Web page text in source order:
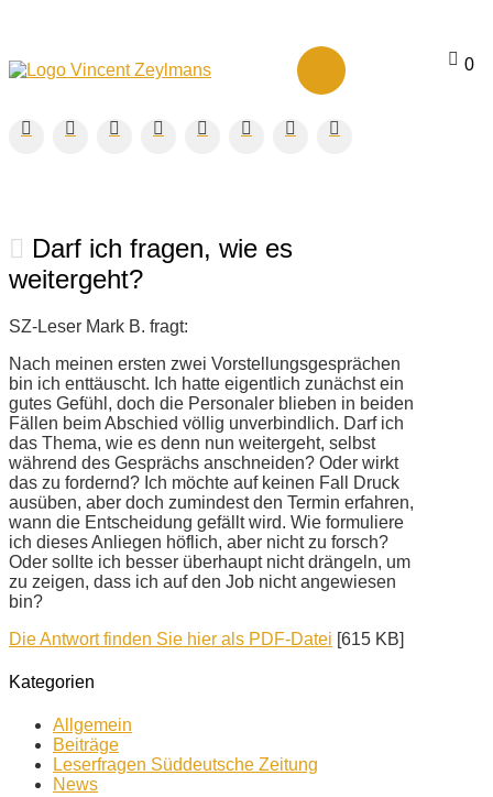
0
Darf ich fragen, wie es
weitergeht?
SZ-Leser Mark B. fragt:
Nach meinen ersten zwei Vorstellungsgesprächen
bin ich enttäuscht. Ich hatte eigentlich zunächst ein
gutes Gefühl, doch die Personaler blieben in beiden
Fällen beim Abschied völlig unverbindlich. Darf ich
das Thema, wie es denn nun weitergeht, selbst
während des Gesprächs anschneiden? Oder wirkt
das zu fordernd? Ich möchte auf keinen Fall Druck
ausüben, aber doch zumindest den Termin erfahren,
wann die Entscheidung gefällt wird. Wie formuliere
ich dieses Anliegen höflich, aber nicht zu forsch?
Oder sollte ich besser überhaupt nicht drängeln, um
zu zeigen, dass ich auf den Job nicht angewiesen
bin?
Die Antwort finden Sie hier als PDF-Datei [615 KB]
Kategorien
Allgemein
Beiträge
Leserfragen Süddeutsche Zeitung
News